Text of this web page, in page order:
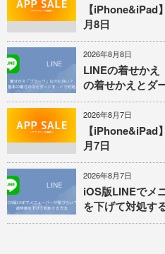
【iPhone&iPad
月8日
2026年8月8日
LINEの着せかえ
の着せかえとダ
2026年8月7日
【iPhone&iPad
月7日
2026年8月7日
iOS版LINEでメ
を下げて対処す